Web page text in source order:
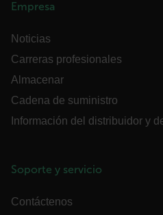
Empresa
Noticias
Carreras profesionales
Almacenar
Cadena de suministro
Información del distribuidor y
Soporte y servicio
Contáctenos
CS_FPC
sf_territory
Política